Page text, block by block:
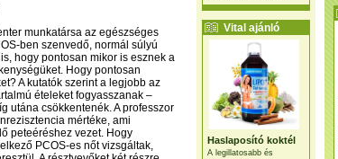
Vital ajánló
Haslaposító koktél
A legillatosabb és
munkatársa az egészséges
ben szenvedő, normál súlyú
hogy pontosan mikor is esznek a
Hogy pontosan
A kutatók szerint a legjobb az
ételeket fogyasszanak –
utána csökkentenék. A professzor
mértéke, ami
peteéréshez vezet. Hogy
PCOS-es nőt vizsgáltak,